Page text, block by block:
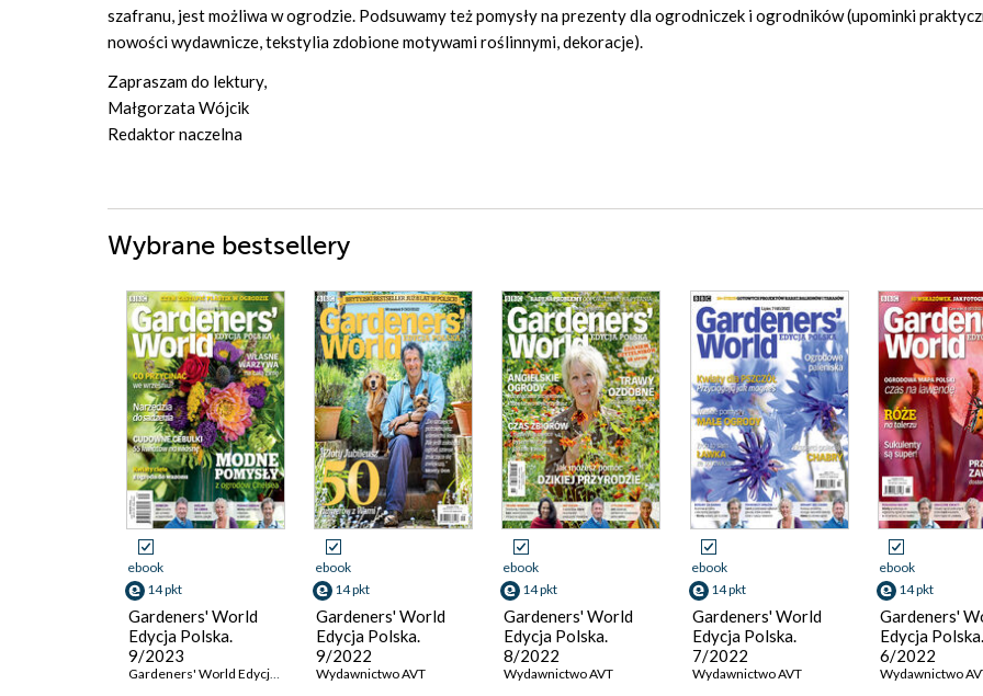
szafranu, jest możliwa w ogrodzie. Podsuwamy też pomysły na prezenty dla ogrodniczek i ogrodników (upominki
nowości wydawnicze, tekstylia zdobione motywami roślinnymi, dekoracje).
Zapraszam do lektury,
Małgorzata Wójcik
Redaktor naczelna
Wybrane bestsellery
ebook
14 pkt
Gardeners' World
Edycja Polska.
9/2023
Gardeners' World Edycja Polska. 9/2023
ebook
14 pkt
Gardeners' World
Edycja Polska.
9/2022
Wydawnictwo AVT
ebook
14 pkt
Gardeners' World
Edycja Polska.
8/2022
Wydawnictwo AVT
ebook
14 pkt
Gardeners' World
Edycja Polska.
7/2022
Wydawnictwo AVT
ebook
14 pkt
Gardeners'
Edycja Polska.
6/2022
Wydawnictwo